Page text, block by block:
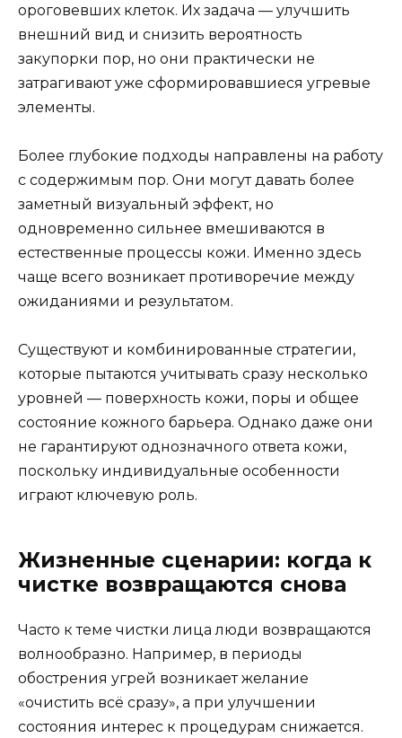
ороговевших клеток. Их задача — улучшить
внешний вид и снизить вероятность
закупорки пор, но они практически не
затрагивают уже сформировавшиеся угревые
элементы.
Более глубокие подходы направлены на работу
с содержимым пор. Они могут давать более
заметный визуальный эффект, но
одновременно сильнее вмешиваются в
естественные процессы кожи. Именно здесь
чаще всего возникает противоречие между
ожиданиями и результатом.
Существуют и комбинированные стратегии,
которые пытаются учитывать сразу несколько
уровней — поверхность кожи, поры и общее
состояние кожного барьера. Однако даже они
не гарантируют однозначного ответа кожи,
поскольку индивидуальные особенности
играют ключевую роль.
Жизненные сценарии: когда к
чистке возвращаются снова
Часто к теме чистки лица люди возвращаются
волнообразно. Например, в периоды
обострения угрей возникает желание
«очистить всё сразу», а при улучшении
состояния интерес к процедурам снижается.